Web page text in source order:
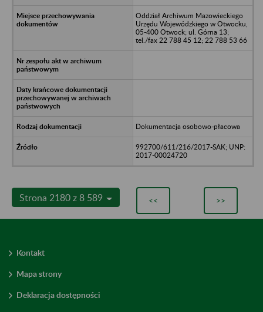
Oddział Archiwum Mazowieckiego
Urzędu Wojewódzkiego w Otwocku,
05-400 Otwock; ul. Górna 13;
tel./fax 22 788 45 12; 22 788 53 66
Dokumentacja osobowo-płacowa
992700/611/216/2017-SAK; UNP:
2017-00024720
Strona 2180 z 8 589 << >>
Kontakt
Mapa strony
Deklaracja dostępności